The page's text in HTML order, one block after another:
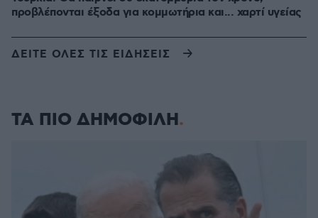
προβλέπονται έξοδα για κομμωτήρια και... χαρτί υγείας
ΔΕΙΤΕ ΟΛΕΣ ΤΙΣ ΕΙΔΗΣΕΙΣ
ΤΑ ΠΙΟ ΔΗΜΟΦΙΛΗ